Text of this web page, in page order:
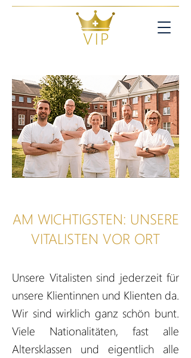
AM WICHTIGSTEN: UNSERE
VITALISTEN VOR ORT
Unsere Vitalisten sind jederzeit für
unsere Klientinnen und Klienten da.
Wir sind wirklich ganz schön bunt.
Viele Nationalitäten, fast alle
Altersklassen und eigentlich alle